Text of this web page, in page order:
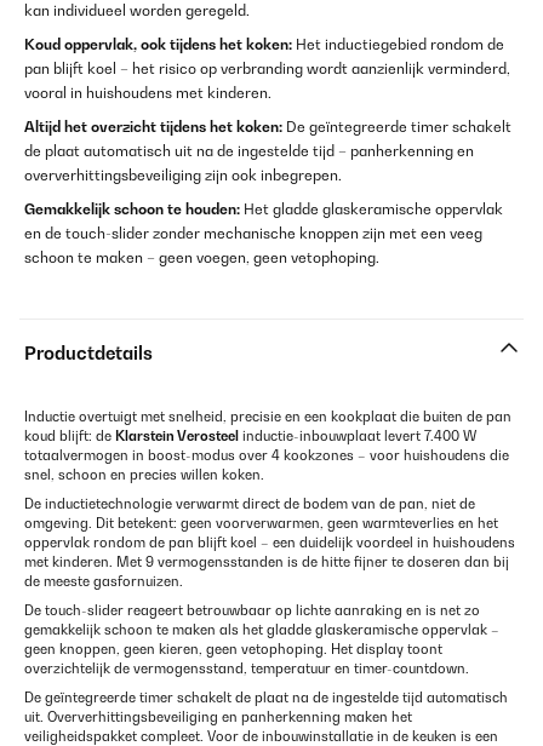
kan individueel worden geregeld.
Koud oppervlak, ook tijdens het koken: Het inductiegebied rondom de
pan blijft koel – het risico op verbranding wordt aanzienlijk verminderd,
vooral in huishoudens met kinderen.
Altijd het overzicht tijdens het koken: De geïntegreerde timer schakelt
de plaat automatisch uit na de ingestelde tijd – panherkenning en
oververhittingsbeveiliging zijn ook inbegrepen.
Gemakkelijk schoon te houden: Het gladde glaskeramische oppervlak
en de touch-slider zonder mechanische knoppen zijn met een veeg
schoon te maken – geen voegen, geen vetophoping.
Productdetails
Inductie overtuigt met snelheid, precisie en een kookplaat die buiten de pan
koud blijft: de Klarstein Verosteel inductie-inbouwplaat levert 7.400 W
totaalvermogen in boost-modus over 4 kookzones – voor huishoudens die
snel, schoon en precies willen koken.
De inductietechnologie verwarmt direct de bodem van de pan, niet de
omgeving. Dit betekent: geen voorverwarmen, geen warmteverlies en het
oppervlak rondom de pan blijft koel – een duidelijk voordeel in huishoudens
met kinderen. Met 9 vermogensstanden is de hitte fijner te doseren dan bij
de meeste gasfornuizen.
De touch-slider reageert betrouwbaar op lichte aanraking en is net zo
gemakkelijk schoon te maken als het gladde glaskeramische oppervlak –
geen knoppen, geen kieren, geen vetophoping. Het display toont
overzichtelijk de vermogensstand, temperatuur en timer-countdown.
De geïntegreerde timer schakelt de plaat na de ingestelde tijd automatisch
uit. Oververhittingsbeveiliging en panherkenning maken het
veiligheidspakket compleet. Voor de inbouwinstallatie in de keuken is een